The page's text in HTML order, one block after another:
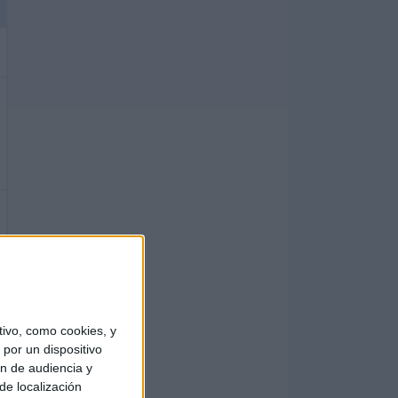
como cookies, y
un dispositivo
de audiencia y
localización